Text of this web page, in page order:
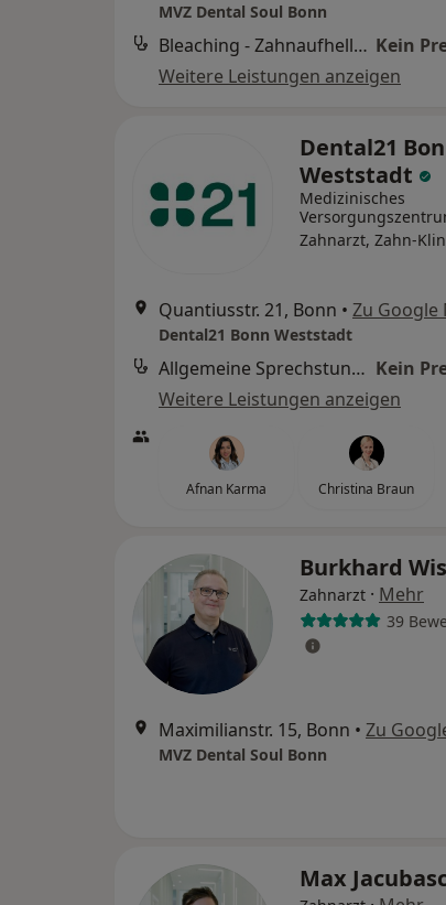
MVZ Dental Soul Bonn
Bleaching - Zahnaufhellung (Beratung) Kein
Weitere Leistungen anzeigen
Dental21
Weststadt
Medizinisches
Zahnarzt, Zahn-
Quantiusstr. 21, Bonn • Zu Google
Dental21 Bonn Weststadt
Allgemeine Sprechstunde Kein
Weitere Leistungen anzeigen
Afnan Karma Christina Braun
Burkhard
Zahnarzt · Mehr
39
Maximilianstr. 15, Bonn • Zu
MVZ Dental Soul Bonn
Max